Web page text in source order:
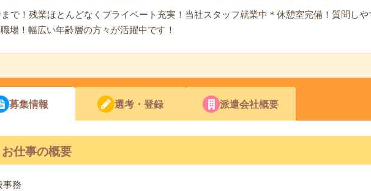
まで！残業ほとんどなくプライベート充実！当社スタッフ就業中＊休憩室完備！質問し
場！幅広い年齢層の方々が活躍中です！
募集情報 選考・登録 派遣会社概要
お仕事の概要
事務